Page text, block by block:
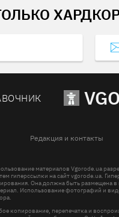
ХАРДКОР
Редакция и контакты
материалов Vgorode.ua
гиперссылки на сайт vgorode.ua.
Она должна быть размещена в
Использование фотографий и
копирование, перепечатка и